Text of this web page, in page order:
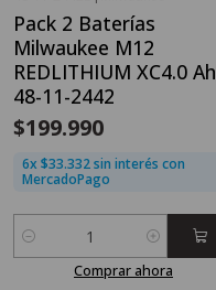
Pack 2 Baterías
Milwaukee M12
REDLITHIUM XC4.0 Ah
48-11-2442
$199.990
6x $33.332 sin interés con
MercadoPago
Cantidad
Comprar ahora